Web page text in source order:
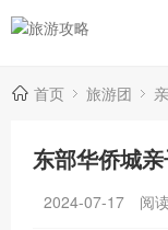
首页 旅游团
东部华侨城
2024-07-17 阅